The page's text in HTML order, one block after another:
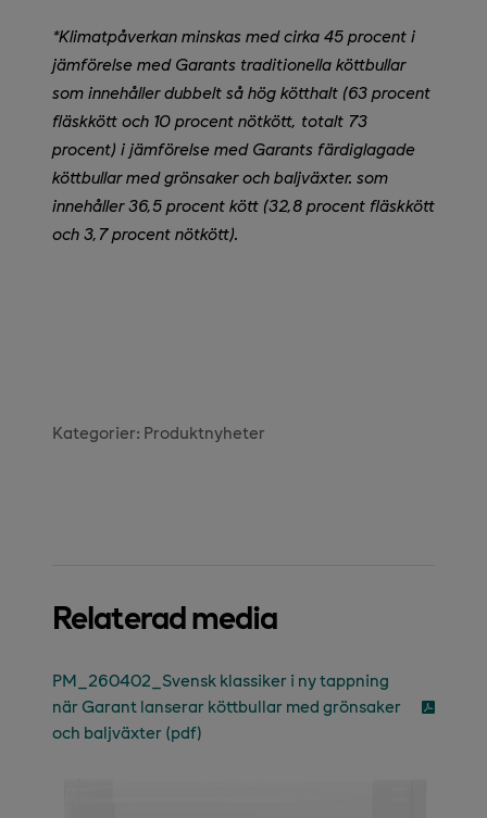
*Klimatpåverkan minskas med cirka 45 procent i
jämförelse med Garants traditionella köttbullar
som innehåller dubbelt så hög kötthalt (63 procent
fläskkött och 10 procent nötkött, totalt 73
procent) i jämförelse med Garants färdiglagade
köttbullar med grönsaker och baljväxter. som
innehåller 36,5 procent kött (32,8 procent fläskkött
och 3,7 procent nötkött).
Kategorier: Produktnyheter
Relaterad media
PM_260402_Svensk klassiker i ny tappning
när Garant lanserar köttbullar med grönsaker
och baljväxter (pdf)